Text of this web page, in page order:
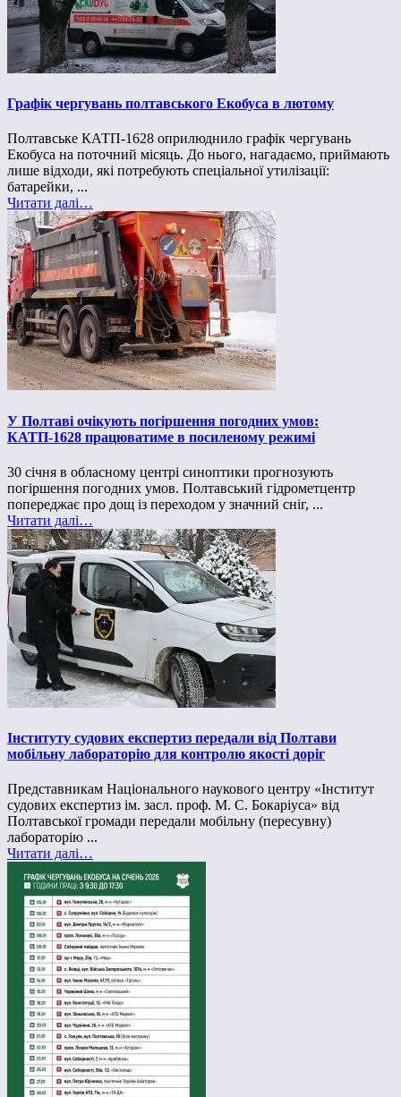
Графік чергувань полтавського Екобуса в лютому
Полтавське КАТП-1628 оприлюднило графік чергувань
Екобуса на поточний місяць. До нього, нагадаємо, приймають
лише відходи, які потребують спеціальної утилізації:
батарейки, ...
Читати далі…
У Полтаві очікують погіршення погодних умов:
КАТП-1628 працюватиме в посиленому режимі
30 січня в обласному центрі синоптики прогнозують
погіршення погодних умов. Полтавський гідрометцентр
попереджає про дощ із переходом у значний сніг, ...
Читати далі…
Інституту судових експертиз передали від Полтави
мобільну лабораторію для контролю якості доріг
Представникам Національного наукового центру «Інститут
судових експертиз ім. засл. проф. М. С. Бокаріуса» від
Полтавської громади передали мобільну (пересувну)
лабораторію ...
Читати далі…